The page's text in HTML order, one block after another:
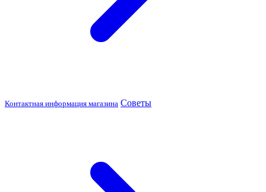
Контактная информация магазина Советы